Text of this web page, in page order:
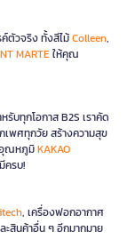
ตัวจริง ทั้งสีไม้Colleen,
MARTEให้คุณ
บทุกโอกาส B2S เราคัด
เพศทุกวัย สร้างความสุข
อุณหภูมิKAKAO
ครบ!
, เครื่องฟอกอากาศ
ะสินค้าอื่น ๆ อีกมากมาย